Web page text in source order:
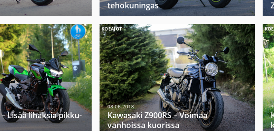
tehokuningas
Lisää lihaksia pikku-
KOEAJOT
08.06.2018
Kawasaki Z900RS – Voimaa
vanhoissa kuorissa